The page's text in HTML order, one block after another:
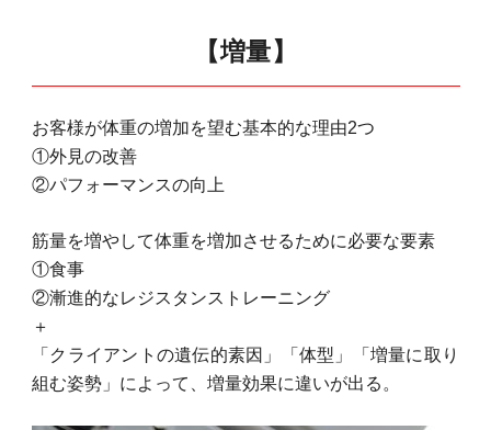
【増量】
お客様が体重の増加を望む基本的な理由2つ
①外見の改善
②パフォーマンスの向上
筋量を増やして体重を増加させるために必要な要素
①食事
②漸進的なレジスタンストレーニング
＋
「クライアントの遺伝的素因」「体型」「増量に取り
組む姿勢」によって、増量効果に違いが出る。